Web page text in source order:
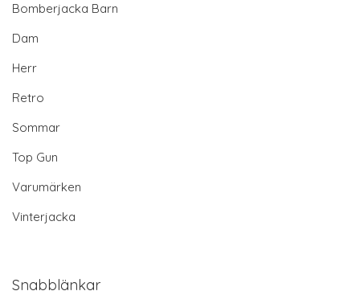
Bomberjacka Barn
Dam
Herr
Retro
Sommar
Top Gun
Varumärken
Vinterjacka
Snabblänkar